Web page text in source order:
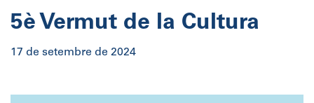
5è Vermut de la Cultura
17 de setembre de 2024